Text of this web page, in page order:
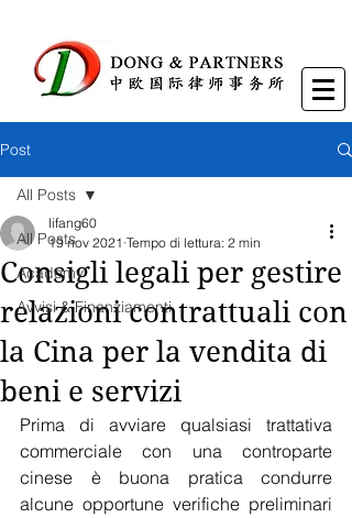
Post
All Posts
Academy
Avvisi & Finanziamenti
All Posts
Consigli legali per gestire
relazioni contrattuali con
la Cina per la vendita di
beni e servizi
lifang60
19 nov 2021 Tempo di lettura: 2 min
Prima di avviare qualsiasi trattativa
commerciale con una controparte
cinese è buona pratica condurre
alcune opportune verifiche preliminari